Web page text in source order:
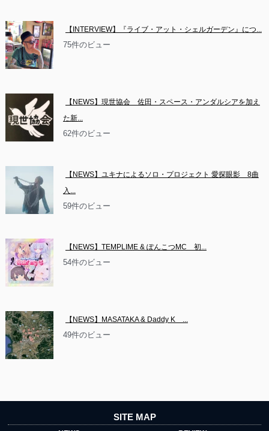
【INTERVIEW】『ライブ・アット・シェルガーデン』につ...
75件のビュー
【NEWS】現世協会　佐田・スペース・アンダルシアを加え
た新...
62件のビュー
【NEWS】ユキナによるソロ・プロジェクト 愛探眼影　8曲
入...
59件のビュー
【NEWS】TEMPLIME & ぽんこつMC　初...
54件のビュー
【NEWS】MASATAKA & Daddy K　...
49件のビュー
SITE MAP